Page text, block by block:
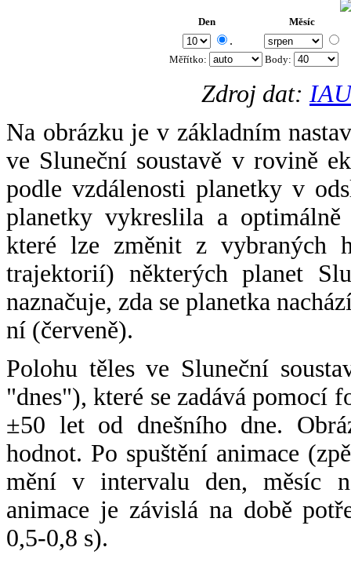
Den Měsíc
.
Měřítko: Body:
Zdroj dat:
Na obrázku je v základním
ve Sluneční soustavě v rovině
podle vzdálenosti planetky v
planetky vykreslila a
které lze změnit z vybraných
trajektorií) některých planet
naznačuje, zda se planetka
ní (červeně).
Polohu těles ve Sluneční
"dnes"), které se zadává pomocí
±50 let od dnešního dne.
hodnot. Po spuštění animace
mění v intervalu den, měsíc
animace je závislá na době
0,5-0,8 s).